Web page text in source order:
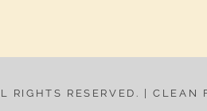
RIGHTS RESERVED. | CLEAN